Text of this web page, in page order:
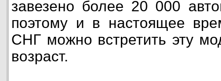
завезено более 20 000
поэтому и в настоящее
СНГ можно встретить эту
возраст.